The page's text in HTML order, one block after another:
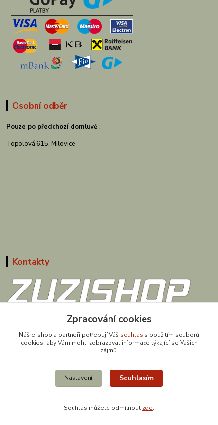
Osobní odběr
Pouze po předchozí domluvě :
Topolová 615, Milovice
Kontakty
obchod@zuzishop.cz
Zpracování cookies
Náš e-shop a partneři potřebují Váš souhlas s použitím souborů
cookies, aby Vám mohli zobrazovat informace týkající se Vašich
zájmů.
Nastavení Souhlasím
Souhlas můžete odmítnout zde.